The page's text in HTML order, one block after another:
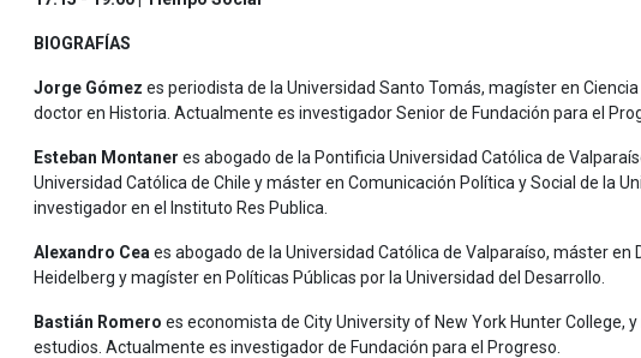
BIOGRAFÍAS
Jorge Gómez es periodista de la Universidad Santo Tomás, magíster en
doctor en Historia. Actualmente es investigador Senior de Fundación para el
Esteban Montaner es abogado de la Pontificia Universidad Católica de
Universidad Católica de Chile y máster en Comunicación Política y Social de la
investigador en el Instituto Res Publica.
Alexandro Cea es abogado de la Universidad Católica de Valparaíso, máster en
Heidelberg y magíster en Políticas Públicas por la Universidad del Desarrollo.
Bastián Romero es economista de City University of New York Hunter College,
estudios. Actualmente es investigador de Fundación para el Progreso.